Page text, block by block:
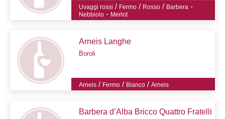
Uvaggi rossi / Fermo / Rosso / Barbera -
Nebbiolo - Merlot
Arneis Langhe
Boroli
Arneis / Fermo / Bianco /Arneis
Barbera d’Alba Bricco Quattro Fratelli